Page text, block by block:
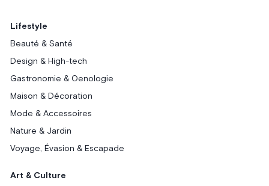
Lifestyle
Beauté & Santé
Design & High-tech
Gastronomie & Oenologie
Maison & Décoration
Mode & Accessoires
Nature & Jardin
Voyage, Évasion & Escapade
Art & Culture